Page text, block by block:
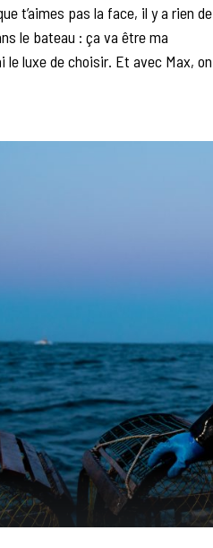
t’aimes pas la face, il y a rien de
le bateau : ça va être ma
le luxe de choisir. Et avec Max, on